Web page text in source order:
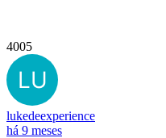
4005
lukedeexperience
há 9 meses